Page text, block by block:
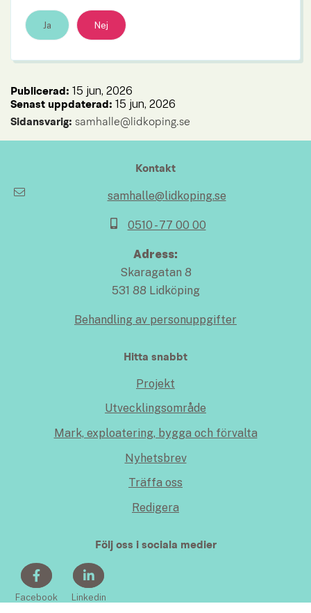
Ja Nej
Publicerad: 15 jun, 2026
Senast uppdaterad: 15 jun, 2026
Sidansvarig: samhalle@lidkoping.se
Kontakt
samhalle@lidkoping.se
0510 - 77 00 00
Adress:
Skaragatan 8
531 88 Lidköping
Behandling av personuppgifter
Hitta snabbt
Projekt
Utvecklingsområde
Mark, exploatering, bygga och förvalta
Nyhetsbrev
Träffa oss
Redigera
Följ oss i sociala medier
Facebook Linkedin